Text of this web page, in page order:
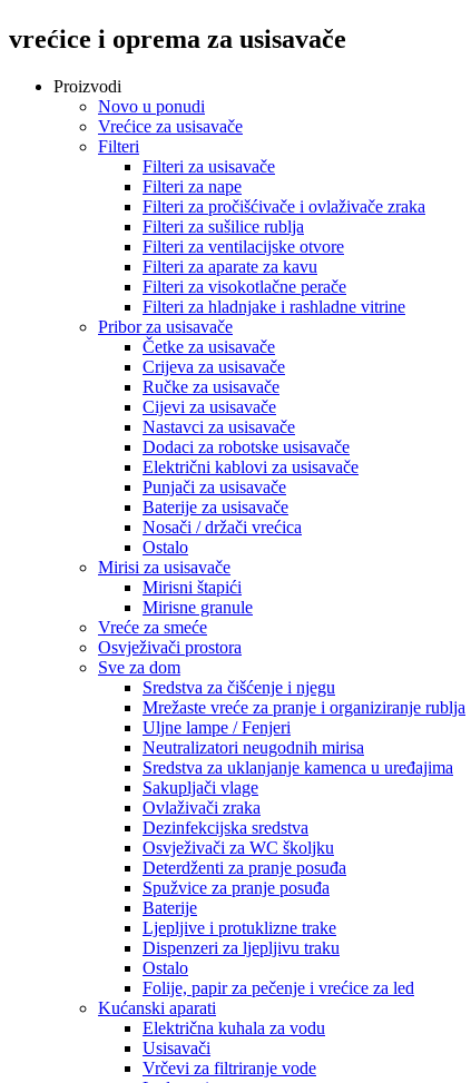
vrećice i oprema za usisavače
Proizvodi
Novo u ponudi
Vrećice za usisavače
Filteri
Filteri za usisavače
Filteri za nape
Filteri za pročišćivače i ovlaživače zraka
Filteri za sušilice rublja
Filteri za ventilacijske otvore
Filteri za aparate za kavu
Filteri za visokotlačne perače
Filteri za hladnjake i rashladne vitrine
Pribor za usisavače
Četke za usisavače
Crijeva za usisavače
Ručke za usisavače
Cijevi za usisavače
Nastavci za usisavače
Dodaci za robotske usisavače
Električni kablovi za usisavače
Punjači za usisavače
Baterije za usisavače
Nosači / držači vrećica
Ostalo
Mirisi za usisavače
Mirisni štapići
Mirisne granule
Vreće za smeće
Osvježivači prostora
Sve za dom
Sredstva za čišćenje i njegu
Mrežaste vreće za pranje i organiziranje rublja
Uljne lampe / Fenjeri
Neutralizatori neugodnih mirisa
Sredstva za uklanjanje kamenca u uređajima
Sakupljači vlage
Ovlaživači zraka
Dezinfekcijska sredstva
Osvježivači za WC školjku
Deterdženti za pranje posuđa
Spužvice za pranje posuđa
Baterije
Ljepljive i protuklizne trake
Dispenzeri za ljepljivu traku
Ostalo
Folije, papir za pečenje i vrećice za led
Kućanski aparati
Električna kuhala za vodu
Usisavači
Vrčevi za filtriranje vode